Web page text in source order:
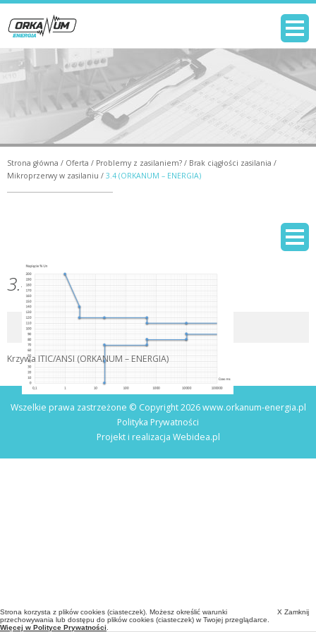
Strona główna / Oferta / Problemy z zasilaniem? / Brak ciągłości zasilania /
Mikroprzerwy w zasilaniu / 3.4 (ORKANUM – ENERGIA)
3.4 (ORKANUM – ENERGIA)
Krzywa ITIC/ANSI (ORKANUM – ENERGIA)
Wszelkie prawa zastrzeżone © Copyright 2026 www.orkanum-energia.pl
Polityka Prywatności
Projekt i realizacja Webidea.pl
X Zamknij
Strona korzysta z plików cookies (ciasteczek). Możesz określić warunki
przechowywania lub dostępu do plików cookies (ciasteczek) w Twojej przeglądarce.
Więcej w Polityce Prywatności